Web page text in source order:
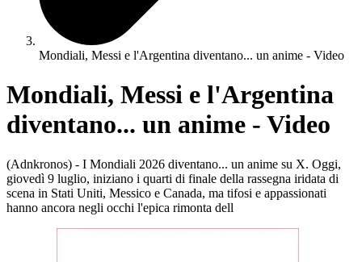
Mondiali, Messi e l'Argentina diventano... un anime - Video
Mondiali, Messi e l'Argentina
diventano... un anime - Video
(Adnkronos) - I Mondiali 2026 diventano... un anime su X. Oggi,
giovedì 9 luglio, iniziano i quarti di finale della rassegna iridata di
scena in Stati Uniti, Messico e Canada, ma tifosi e appassionati
hanno ancora negli occhi l'epica rimonta dell